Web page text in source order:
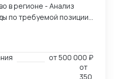
- Анализ
по требуемой позиции/
цен, конкурирующих
обзор трендов,
и традиции, основных
рынках. swot
от500 000 ₽
от
350